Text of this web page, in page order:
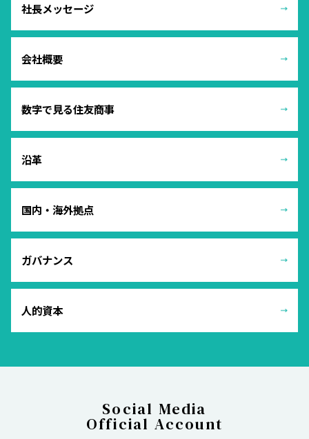
社長メッセージ
会社概要
数字で見る住友商事
沿革
国内・海外拠点
ガバナンス
人的資本
Social Media
Official Account